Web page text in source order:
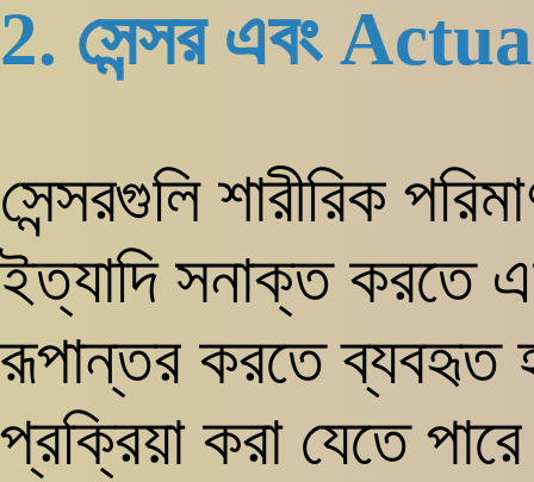
2. সেন্সর এবং
সেন্সরগুলি শারীরিক
ইত্যাদি সনাক্ত করতে
রূপান্তর করতে ব্যবহৃত
প্রক্রিয়া করা যেতে